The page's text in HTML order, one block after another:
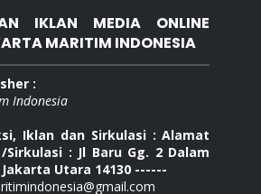
IKLAN MEDIA ONLINE
MARITIM INDONESIA
:
Indonesia
Iklan dan Sirkulasi : Alamat
Sirkulasi : Jl Baru Gg. 2 Dalam
Utara 14130 ------